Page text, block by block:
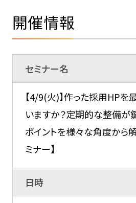
開催情報
セミナー名
【4/9(火)】作った採用HPを
いますか？定期的な整備が
ポイントを様々な角度から
ミナー】
日時